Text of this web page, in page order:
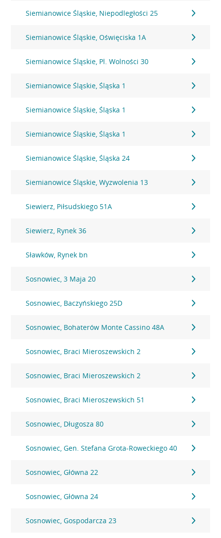
Siemianowice Śląskie, Niepodległości 25
Siemianowice Śląskie, Oświęciska 1A
Siemianowice Śląskie, Pl. Wolności 30
Siemianowice Śląskie, Śląska 1
Siemianowice Śląskie, Śląska 1
Siemianowice Śląskie, Śląska 1
Siemianowice Śląskie, Śląska 24
Siemianowice Śląskie, Wyzwolenia 13
Siewierz, Piłsudskiego 51A
Siewierz, Rynek 36
Sławków, Rynek bn
Sosnowiec, 3 Maja 20
Sosnowiec, Baczyńskiego 25D
Sosnowiec, Bohaterów Monte Cassino 48A
Sosnowiec, Braci Mieroszewskich 2
Sosnowiec, Braci Mieroszewskich 2
Sosnowiec, Braci Mieroszewskich 51
Sosnowiec, Długosza 80
Sosnowiec, Gen. Stefana Grota-Roweckiego 40
Sosnowiec, Główna 22
Sosnowiec, Główna 24
Sosnowiec, Gospodarcza 23